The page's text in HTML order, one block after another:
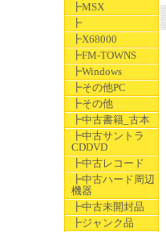
┣MSX
┣
┣X68000
┣FM-TOWNS
┣Windows
┣その他PC
┣その他
┣中古書籍_古本
┣中古サントラ
CDDVD
┣中古レコード
┣中古ハード周辺
機器
┣中古未開封品
┣ジャンク品